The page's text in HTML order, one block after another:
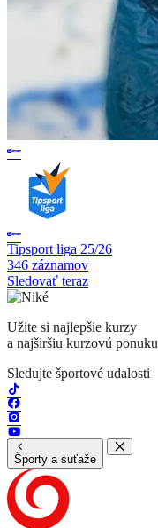
Tipsport liga 25/26
346 záznamov
Sledovať teraz
Užite si najlepšie kurzy
a najširšiu kurzovú ponuku
Sledujte športové udalosti
Športy a suťaže